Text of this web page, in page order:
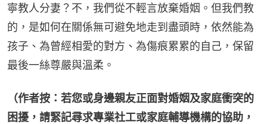
寧教人分妻？不，我們從不輕言放棄婚姻。但我們教
的，是如何在關係無可避免地走到盡頭時，依然能為
孩子、為曾經相愛的對方、為傷痕累累的自己，保留
最後一絲尊嚴與溫柔。
（作者按：若您或身邊親友正面對婚姻及家庭衝突的
困擾，請緊記尋求專業社工或家庭輔導機構的協助，